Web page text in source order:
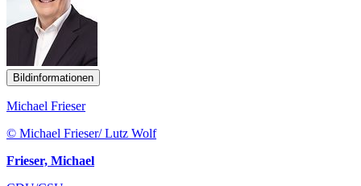
Bildinformationen
Michael Frieser
© Michael Frieser/ Lutz Wolf
Frieser, Michael